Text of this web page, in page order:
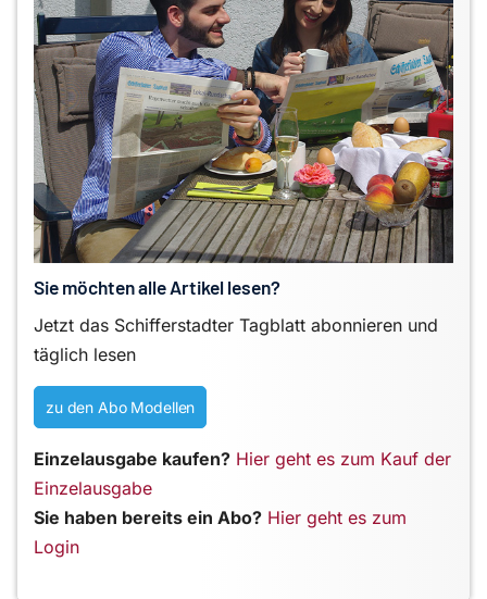
Sie möchten alle Artikel lesen?
Jetzt das Schifferstadter Tagblatt abonnieren und
täglich lesen
zu den Abo Modellen
Einzelausgabe kaufen? Hier geht es zum Kauf der
Einzelausgabe
Sie haben bereits ein Abo? Hier geht es zum
Login